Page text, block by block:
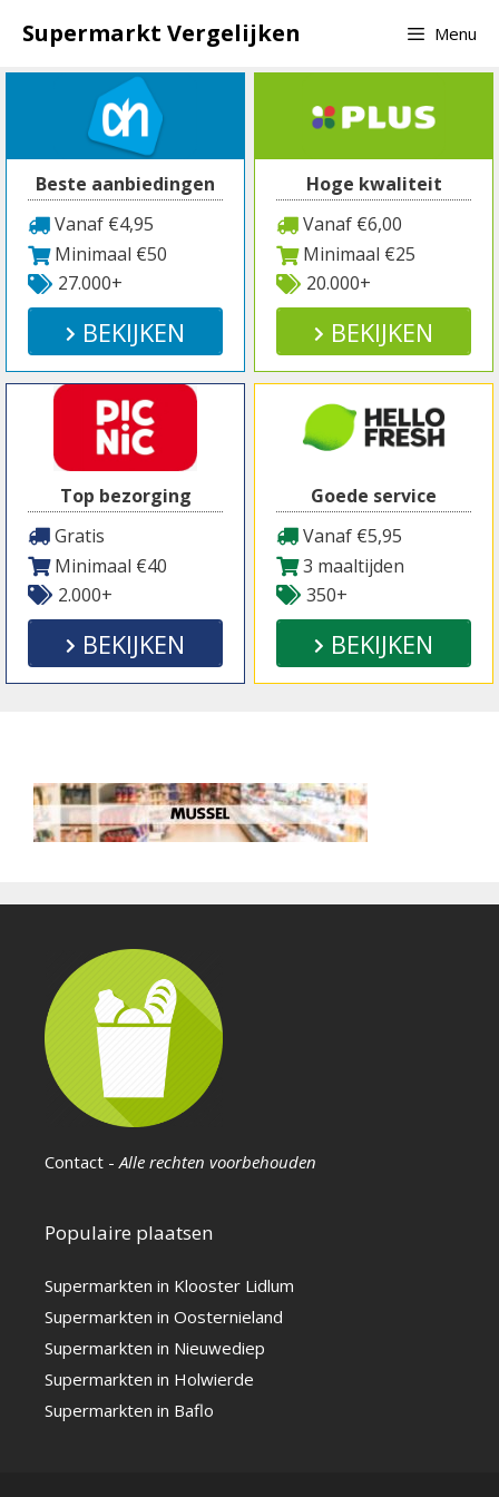
naar
inhoud
Supermarkt Vergelijken Menu
Beste aanbiedingen
Vanaf €4,95
Minimaal €50
27.000+
BEKIJKEN
Hoge kwaliteit
Vanaf €6,00
Minimaal €25
20.000+
BEKIJKEN
Top bezorging
Gratis
Minimaal €40
2.000+
BEKIJKEN
Goede service
Vanaf €5,95
3 maaltijden
350+
BEKIJKEN
Contact - Alle rechten voorbehouden
Populaire plaatsen
Supermarkten in Klooster Lidlum
Supermarkten in Oosternieland
Supermarkten in Nieuwediep
Supermarkten in Holwierde
Supermarkten in Baflo